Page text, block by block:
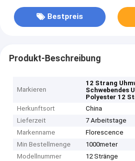
Bestpreis
Produkt-Beschreibung
Markieren
12 Strang
Schwebendes
Polyester 12
Herkunftsort
China
Lieferzeit
7 Arbeitstage
Markenname
Florescence
Min Bestellmenge
1000meter
Modellnummer
12 Stränge